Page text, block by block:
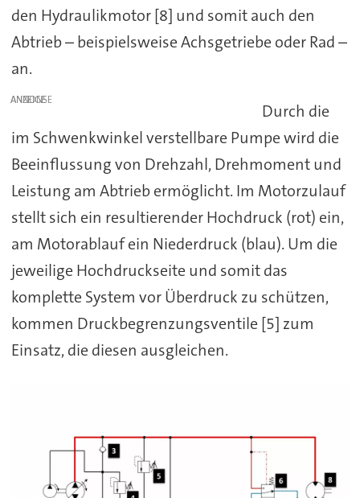
den Hydraulikmotor [8] und somit auch den
Abtrieb – beispielsweise Achsgetriebe oder Rad –
an.
ANZEIGE
Durch die
im Schwenkwinkel verstellbare Pumpe wird die
Beeinflussung von Drehzahl, Drehmoment und
Leistung am Abtrieb ermöglicht. Im Motorzulauf
stellt sich ein resultierender Hochdruck (rot) ein,
am Motorablauf ein Niederdruck (blau). Um die
jeweilige Hochdruckseite und somit das
komplette System vor Überdruck zu schützen,
kommen Druckbegrenzungsventile [5] zum
Einsatz, die diesen ausgleichen.